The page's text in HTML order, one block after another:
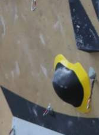
Спорт
29.05.2026 11:51 436